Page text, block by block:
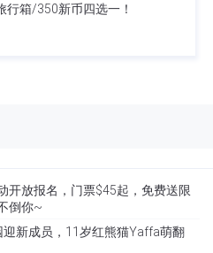
行箱/350新币四选一！
开放报名，门票$45起，免费送限
倒你~
新成员，11岁红熊猫Yaffa萌翻